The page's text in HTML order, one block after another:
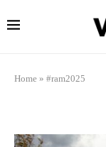
Home » #ram2025